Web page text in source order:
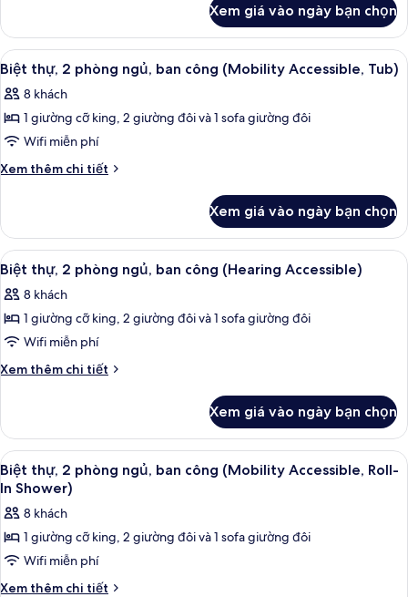
ban
công
(Mobility
Accessible,
Transfer
Shower)
Biệt
thự,
1
phòng
ngủ,
ban
(Mobility
Accessible,
Transfer
Xem giá vào ngày bạn chọn
Xem
tất
cả
ảnh
Biệt
thự,
ngủ,
ban
công
(Mobility
Accessible,
Tub)
Bộ trải giường bằng vải cotton Ai
11
Biệt thự, 2 phòng ngủ, ban công (Mobility Accessible, Tub)
8 khách
1 giường cỡ king, 2 giường đôi và 1 sofa giường đôi
Wifi miễn phí
Xem thêm chi tiết
Chi
Biệt
thự,
2
phòng
ngủ,
ban
(Mobility
Accessible,
Tub)
Xem giá vào ngày bạn chọn
Xem
tất
cả
ảnh
Biệt
thự,
ngủ,
ban
công
(Hearing
Accessible)
Bộ trải giường bằng vải cotton Ai
13
Biệt thự, 2 phòng ngủ, ban công (Hearing Accessible)
8 khách
1 giường cỡ king, 2 giường đôi và 1 sofa giường đôi
Wifi miễn phí
Xem thêm chi tiết
Chi
Biệt
thự,
2
phòng
ban
công
(Hearing
Accessible)
Xem giá vào ngày bạn chọn
Xem
tất
ảnh
Biệt
thự,
2
Bộ trải giường bằng vải cotton Ai
11
Biệt thự, 2 phòng ngủ, ban công (Mobility Accessible, Roll-
In Shower)
8 khách
1 giường cỡ king, 2 giường đôi và 1 sofa giường đôi
Wifi miễn phí
Xem thêm chi tiết
Chi